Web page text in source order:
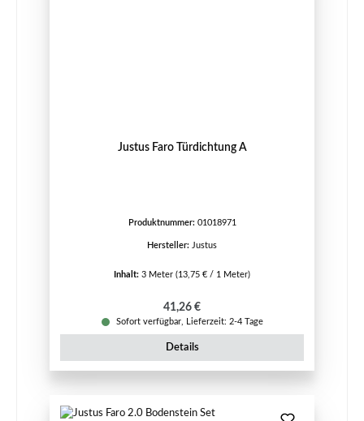
Justus Faro Türdichtung A
Produktnummer: 01018971
Hersteller: Justus
Inhalt: 3 Meter (13,75 € / 1 Meter)
Regulärer Preis:
41,26 €
Sofort verfügbar, Lieferzeit: 2-4 Tage
Details